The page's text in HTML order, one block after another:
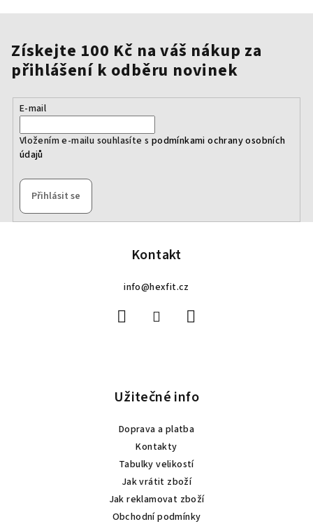
Získejte 100 Kč na váš nákup za
přihlášení k odběru novinek
E-mail
Vložením e-mailu souhlasíte s podmínkami ochrany osobních
údajů
Přihlásit se
Z
Kontakt
info@hexfit.cz
Užitečné info
Doprava a platba
Kontakty
Tabulky velikostí
Jak vrátit zboží
Jak reklamovat zboží
Obchodní podmínky